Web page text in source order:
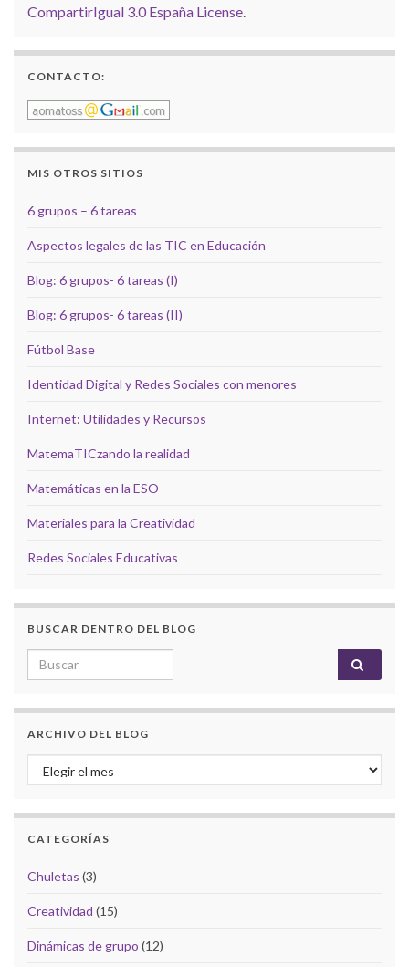
CompartirIgual 3.0 España License.
CONTACTO:
MIS OTROS SITIOS
6 grupos – 6 tareas
Aspectos legales de las TIC en Educación
Blog: 6 grupos- 6 tareas (I)
Blog: 6 grupos- 6 tareas (II)
Fútbol Base
Identidad Digital y Redes Sociales con menores
Internet: Utilidades y Recursos
MatemaTICzando la realidad
Matemáticas en la ESO
Materiales para la Creatividad
Redes Sociales Educativas
BUSCAR DENTRO DEL BLOG
Search for:
ARCHIVO DEL BLOG
Archivo del Blog
CATEGORÍAS
Chuletas (3)
Creatividad (15)
Dinámicas de grupo (12)